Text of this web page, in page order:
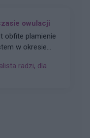
owulacji
obfite plamienie
w okresie
świeżą krwią.
i zastanawiam
uwagę i czy jest
25.05 miałam
były ok.
radzi, dla